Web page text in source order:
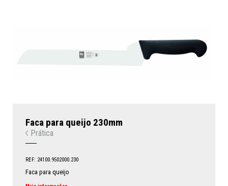
Faca para queijo 230mm
Prática
REF: 24100.9502000.230
Faca para queijo